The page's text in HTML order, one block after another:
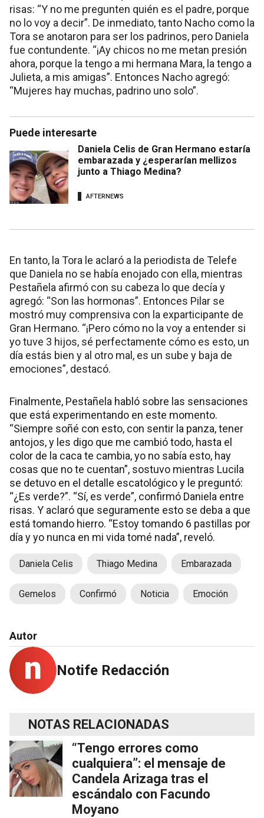
risas: “Y no me pregunten quién es el padre, porque
no lo voy a decir”. De inmediato, tanto Nacho como la
Tora se anotaron para ser los padrinos, pero Daniela
fue contundente. “¡Ay chicos no me metan presión
ahora, porque la tengo a mi hermana Mara, la tengo a
Julieta, a mis amigas”. Entonces Nacho agregó:
“Mujeres hay muchas, padrino uno solo”.
Puede interesarte
Daniela Celis de Gran Hermano estaría
embarazada y ¿esperarían mellizos
junto a Thiago Medina?
AFTERNEWS
En tanto, la Tora le aclaró a la periodista de Telefe
que Daniela no se había enojado con ella, mientras
Pestañela afirmó con su cabeza lo que decía y
agregó: “Son las hormonas”. Entonces Pilar se
mostró muy comprensiva con la exparticipante de
Gran Hermano. “¡Pero cómo no la voy a entender si
yo tuve 3 hijos, sé perfectamente cómo es esto, un
día estás bien y al otro mal, es un sube y baja de
emociones”, destacó.
Finalmente, Pestañela habló sobre las sensaciones
que está experimentando en este momento.
“Siempre soñé con esto, con sentir la panza, tener
antojos, y les digo que me cambió todo, hasta el
color de la caca te cambia, yo no sabía esto, hay
cosas que no te cuentan”, sostuvo mientras Lucila
se detuvo en el detalle escatológico y le preguntó:
“¿Es verde?”. “Sí, es verde”, confirmó Daniela entre
risas. Y aclaró que seguramente esto se deba a que
está tomando hierro. “Estoy tomando 6 pastillas por
día y yo nunca en mi vida tomé nada”, reveló.
Daniela Celis Thiago Medina Embarazada
Gemelos Confirmó Noticia Emoción
Autor
Notife Redacción
NOTAS RELACIONADAS
“Tengo errores como
cualquiera”: el mensaje de
Candela Arizaga tras el
escándalo con Facundo
Moyano